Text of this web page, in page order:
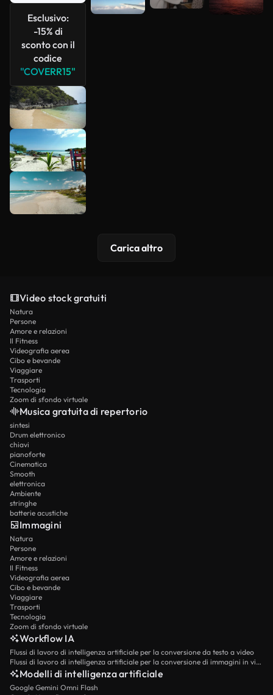
Esclusivo:
-15% di
sconto con il
codice
"COVERR15"
Carica altro
Video stock gratuiti
Natura
Persone
Amore e relazioni
Il Fitness
Videografia aerea
Cibo e bevande
Viaggiare
Trasporti
Tecnologia
Zoom di sfondo virtuale
Musica gratuita di repertorio
sintesi
Drum elettronico
chiavi
pianoforte
Cinematica
Smooth
elettronica
Ambiente
stringhe
batterie acustiche
Immagini
Natura
Persone
Amore e relazioni
Il Fitness
Videografia aerea
Cibo e bevande
Viaggiare
Trasporti
Tecnologia
Zoom di sfondo virtuale
Workflow IA
Flussi di lavoro di intelligenza artificiale per la conversione da testo a video
Flussi di lavoro di intelligenza artificiale per la conversione di immagini in video
Modelli di intelligenza artificiale
Google Gemini Omni Flash